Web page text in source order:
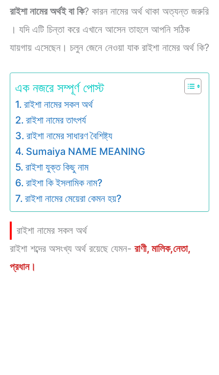
রাইশা নামের অর্থই বা কি? কারন নামের অর্থ থাকা অত্যন্ত জরুরি
। যদি এটি চিন্তা করে এখানে আসেন তাহলে আপনি সঠিক
যায়গায় এসেছেন। চলুন জেনে নেওয়া যাক রাইশা নামের অর্থ কি?
এক নজরে সম্পূর্ণ পোস্ট
রাইশা নামের সকল অর্থ
রাইশা নামের তাৎপর্য
রাইশা নামের সাধারণ বৈশিষ্ট্য
Sumaiya NAME MEANING
রাইশা যুক্ত কিছু নাম
রাইশা কি ইসলামিক নাম?
রাইশা নামের মেয়েরা কেমন হয়?
রাইশা নামের সকল অর্থ
রাইশা শব্দের অসংখ্য অর্থ রয়েছে যেমন- রাণী, মালিক,নেতা,
প্রধান।